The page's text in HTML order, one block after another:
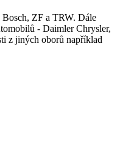
ZF a TRW. Dále
- Daimler Chrysler,
z jiných oborů například